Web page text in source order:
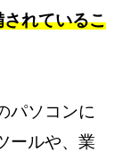
れているこ
パソコンに
ールや、業